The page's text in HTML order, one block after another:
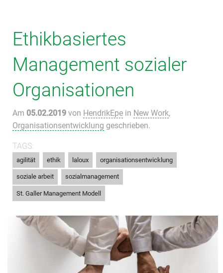
Ethikbasiertes
Management sozialer
Organisationen
Am 05.02.2019 von HendrikEpe in New Work,
Organisationsentwicklung geschrieben.
TAGS:
agilität ethik laloux organisationsentwicklung
soziale arbeit sozialmanagement
St. Galler Management Modell